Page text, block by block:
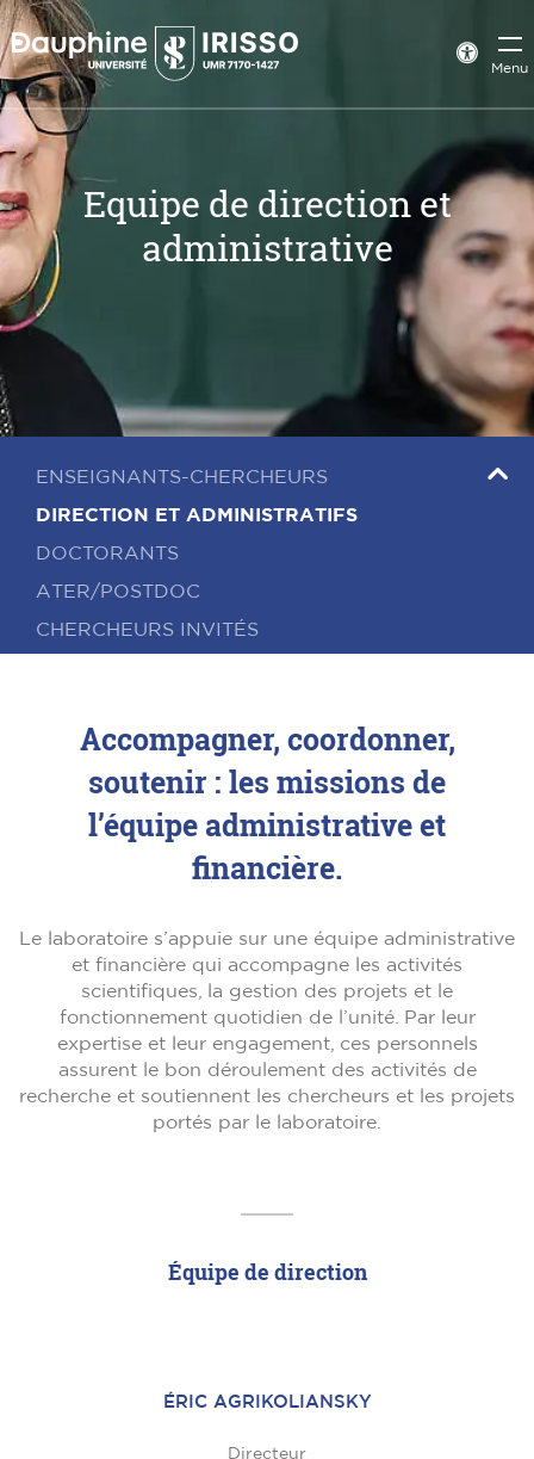
Panneau
de
gestion
des
cookies
Menu
Equipe de direction et
administrative
ENSEIGNANTS-CHERCHEURS
DIRECTION ET ADMINISTRATIFS
DOCTORANTS
ATER/POSTDOC
CHERCHEURS INVITÉS
Accompagner, coordonner,
soutenir : les missions de
l’équipe administrative et
financière.
Le laboratoire s’appuie sur une équipe administrative
et financière qui accompagne les activités
scientifiques, la gestion des projets et le
fonctionnement quotidien de l’unité. Par leur
expertise et leur engagement, ces personnels
assurent le bon déroulement des activités de
recherche et soutiennent les chercheurs et les projets
portés par le laboratoire.
Équipe de direction
ÉRIC AGRIKOLIANSKY
Directeur